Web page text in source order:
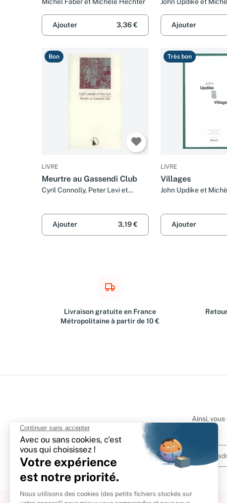
Ajouter 3,36 € Ajouter
Bon
LIVRE
Meurtre au Gassendi Club
Cyril Connolly, Peter Levi et
Ajouter 3,19 €
Très bon
LIVRE
Villages
John Updike et
Ajouter
Livraison gratuite en France
Métropolitaine à partir de 10 €
Ainsi,